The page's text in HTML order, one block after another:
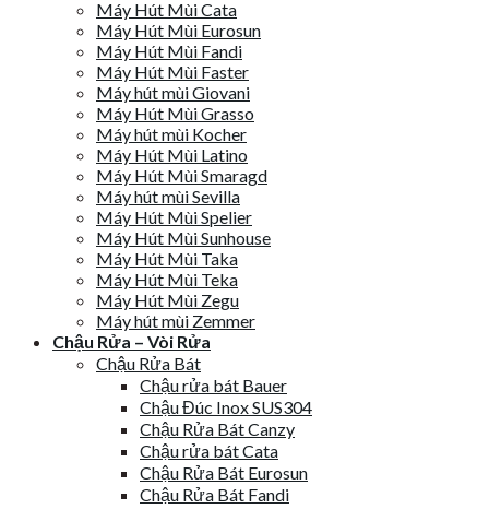
Máy Hút Mùi Cata
Máy Hút Mùi Eurosun
Máy Hút Mùi Fandi
Máy Hút Mùi Faster
Máy hút mùi Giovani
Máy Hút Mùi Grasso
Máy hút mùi Kocher
Máy Hút Mùi Latino
Máy Hút Mùi Smaragd
Máy hút mùi Sevilla
Máy Hút Mùi Spelier
Máy Hút Mùi Sunhouse
Máy Hút Mùi Taka
Máy Hút Mùi Teka
Máy Hút Mùi Zegu
Máy hút mùi Zemmer
Chậu Rửa – Vòi Rửa
Chậu Rửa Bát
Chậu rửa bát Bauer
Chậu Đúc Inox SUS304
Chậu Rửa Bát Canzy
Chậu rửa bát Cata
Chậu Rửa Bát Eurosun
Chậu Rửa Bát Fandi